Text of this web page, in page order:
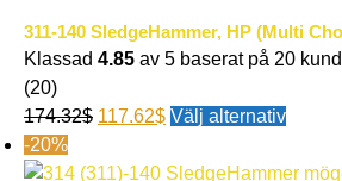
311-140 SledgeHammer, HP (Multi
Klassad 4.85 av 5 baserat på 20
(20)
174.32$ 117.62$ Välj alternativ
-20%